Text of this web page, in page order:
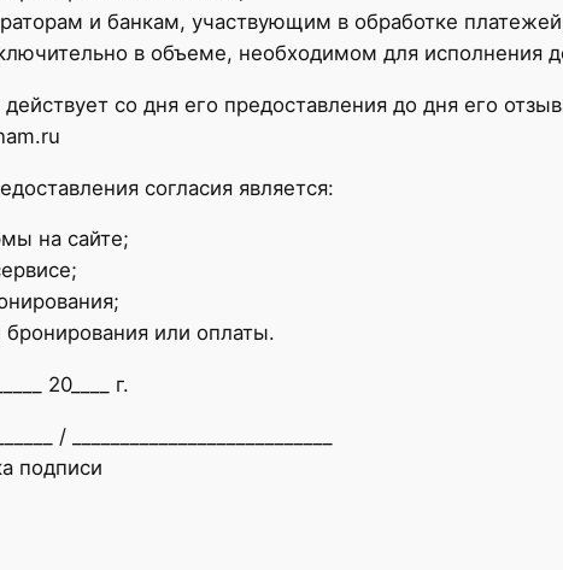
и банкам, участвующим в обработке
в объеме, необходимом для исполнения
со дня его предоставления до дня его
согласия является:
на сайте;
или оплаты.
20____ г.
/ ___________________________
подписи